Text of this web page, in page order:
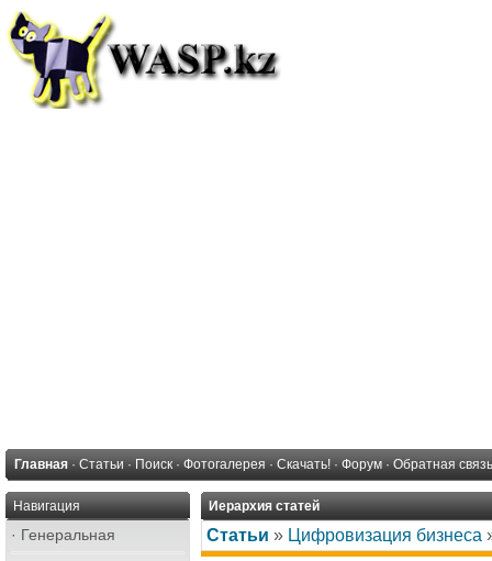
Главная · Статьи · Поиск · Фотогалерея · Скачать! · Форум · Обратная связь
Навигация
· Генеральная
Иерархия статей
Статьи » Цифровизация бизнеса